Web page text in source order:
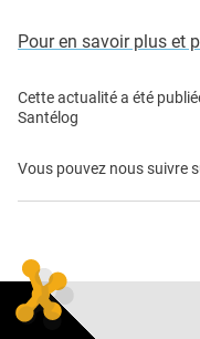
Pour en savoir plus et
Cette actualité a été
Santélog
Vous pouvez nous suivre